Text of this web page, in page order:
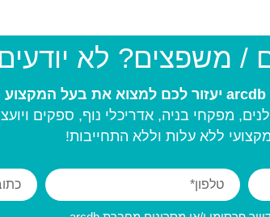
/ משפצים? לא
מפקחי בניה, אדריכלי נוף, ספקים
ללא עלות וללא התחייבות!